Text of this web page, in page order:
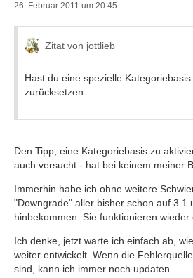
26. Februar 2011 um 20:45
Zitat von jottlieb
Hast du eine spezielle
zurücksetzen.
Den Tipp, eine Kategoriebasis zu
auch versucht - hat bei keinem meiner
Immerhin habe ich ohne weitere
"Downgrade" aller bisher schon auf 3.1
hinbekommen. Sie funktionieren wieder
Ich denke, jetzt warte ich einfach ab,
weiter entwickelt. Wenn die
sind, kann ich immer noch updaten.